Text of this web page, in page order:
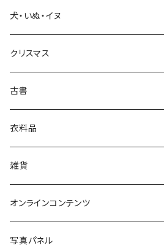
生活・暮らし
芸術・絵画・写真
絵本・児童書
娯楽・エンターテインメント
犬・いぬ・イヌ
クリスマス
古書
古書セット
美術
衣料品
POLEWARDS
Tシャツ
雑貨
バッグ
ブックカバー
オンラインコンテンツ
冒険クロストーク
写真パネル